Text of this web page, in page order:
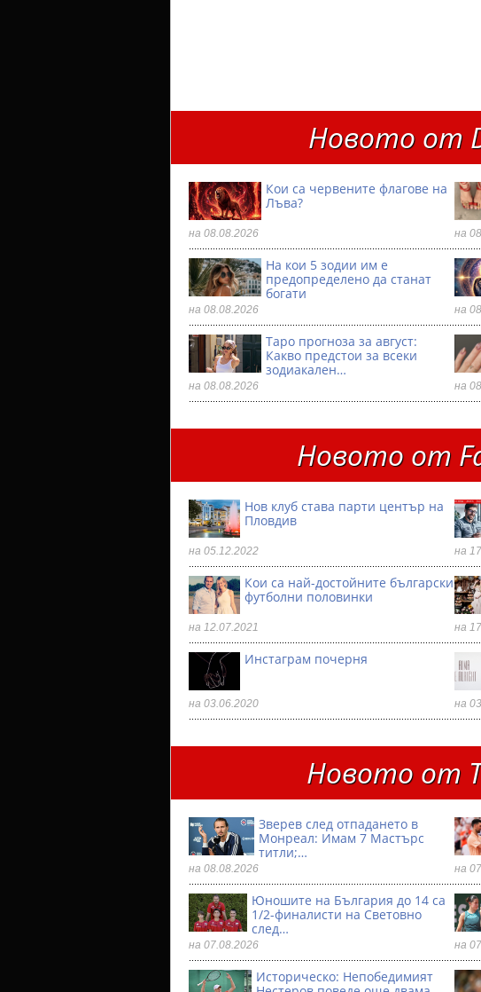
Новото от
Кои са червените флагове на
Лъва?
на 08.08.2026 на
На кои 5 зодии им е
предопределено да станат
богати
на 08.08.2026 на
Таро прогноза за август:
Какво предстои за всеки
зодиакален…
на 08.08.2026 на
Новото от
Нов клуб става парти център на
Пловдив
на 05.12.2022 на
Кои са най-достойните български
футболни половинки
на 12.07.2021 на
Инстаграм почерня
на 03.06.2020 на
Новото от
Зверев след отпадането в
Монреал: Имам 7 Мастърс
титли;…
на 08.08.2026 на
Юношите на България до 14 са
1/2-финалисти на Световно
след…
на 07.08.2026 на
Историческо: Непобедимият